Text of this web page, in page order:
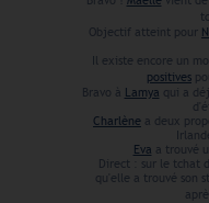
Objectif atteint pour
Il existe encore un
positives
Bravo à Lamya qui a
Charlène a deux
Eva a trouvé
Direct : sur le tchat
qu'elle a trouvé son